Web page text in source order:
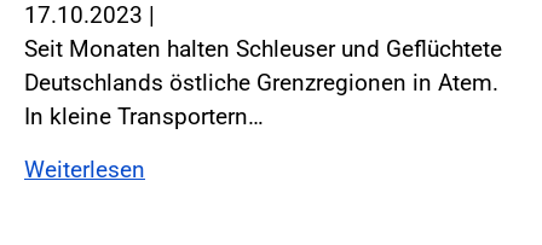
17.10.2023 |
Seit Monaten halten Schleuser und Geflüchtete
Deutschlands östliche Grenzregionen in Atem.
In kleine Transportern…
Weiterlesen